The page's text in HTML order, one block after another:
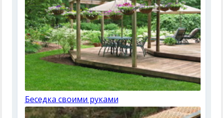
Беседка своими руками